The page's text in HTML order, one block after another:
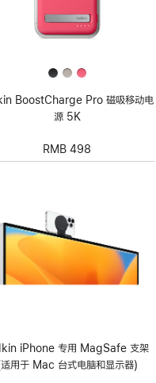
BoostCharge Pro 磁吸移动电
源 5K
RMB 498
iPhone 专用 MagSafe 支架
用于 Mac 台式电脑和显示器)